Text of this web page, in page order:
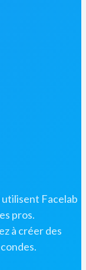
utilisent Facelab
pros.
à créer des